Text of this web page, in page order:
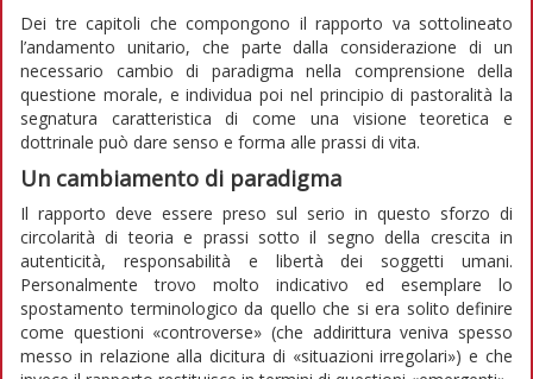
Dei tre capitoli che compongono il rapporto va sottolineato
l’andamento unitario, che parte dalla considerazione di un
necessario cambio di paradigma nella comprensione della
questione morale, e individua poi nel principio di pastoralità la
segnatura caratteristica di come una visione teoretica e
dottrinale può dare senso e forma alle prassi di vita.
Un cambiamento di paradigma
Il rapporto deve essere preso sul serio in questo sforzo di
circolarità di teoria e prassi sotto il segno della crescita in
autenticità, responsabilità e libertà dei soggetti umani.
Personalmente trovo molto indicativo ed esemplare lo
spostamento terminologico da quello che si era solito definire
come questioni «controverse» (che addirittura veniva spesso
messo in relazione alla dicitura di «situazioni irregolari») e che